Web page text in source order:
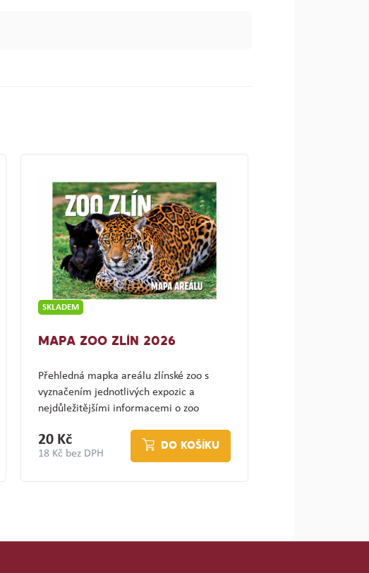
SKLADEM
MAPA ZOO ZLÍN 2026
Přehledná mapka areálu zlínské zoo s
vyznačením jednotlivých expozic a
nejdůležitějšími informacemi o zoo
20 Kč
18 Kč bez DPH
DO KOŠÍKU